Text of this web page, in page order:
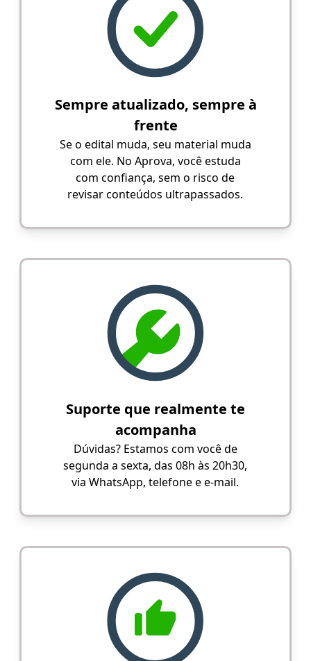
Sempre atualizado, sempre à
frente
Se o edital muda, seu material muda
com ele. No Aprova, você estuda
com confiança, sem o risco de
revisar conteúdos ultrapassados.
Suporte que realmente te
acompanha
Dúvidas? Estamos com você de
segunda a sexta, das 08h às 20h30,
via WhatsApp, telefone e e-mail.